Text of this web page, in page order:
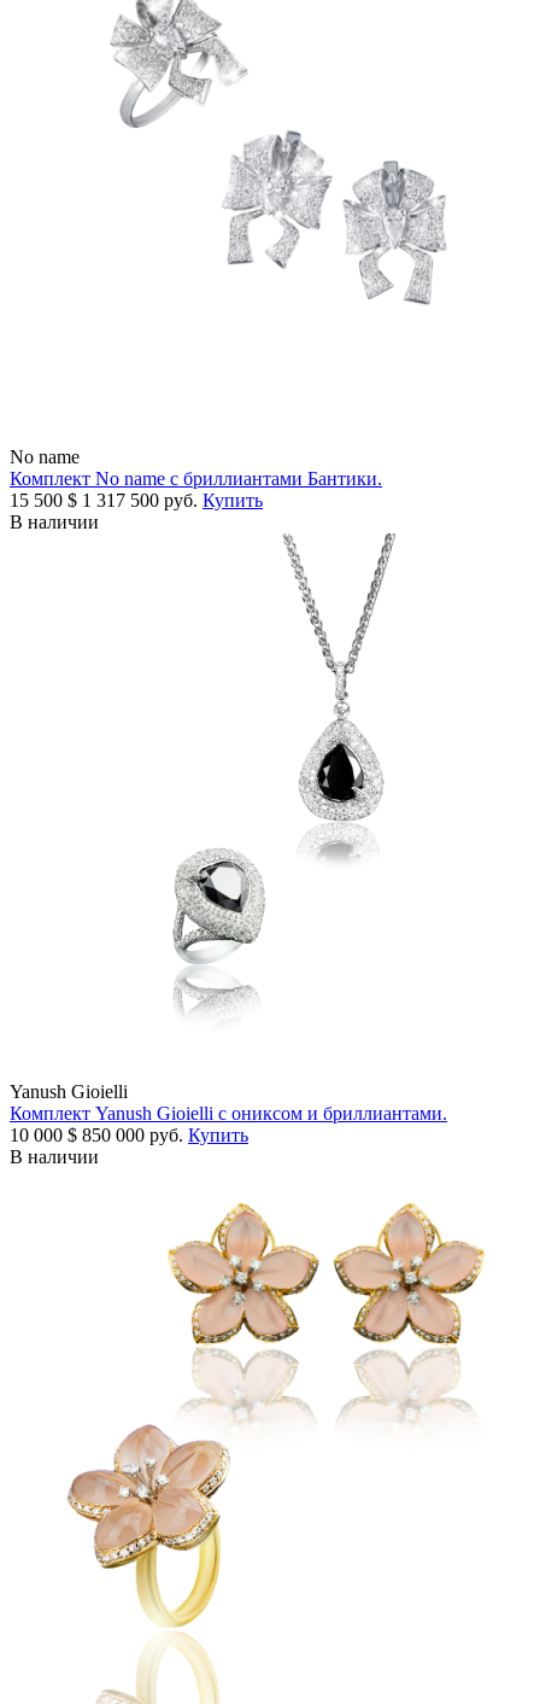
No name
Комплект No name с бриллиантами Бантики.
15 500 $ 1 317 500 руб. Купить
В наличии
Yanush Gioielli
Комплект Yanush Gioielli с ониксом и бриллиантами.
10 000 $ 850 000 руб. Купить
В наличии